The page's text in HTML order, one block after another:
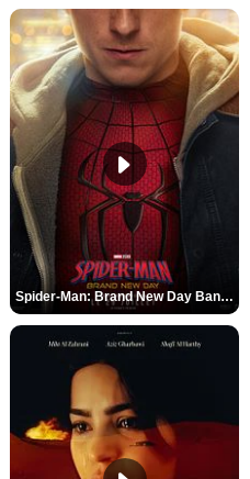
Spider-Man: Brand New Day Bande-annonce VO STFR